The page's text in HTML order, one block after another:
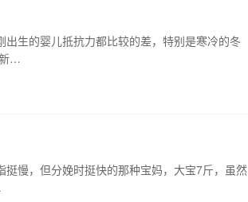
生的婴儿抵抗力都比较的差，特别是寒冷的冬
…
慢，但分娩时挺快的那种宝妈，大宝7斤，虽然